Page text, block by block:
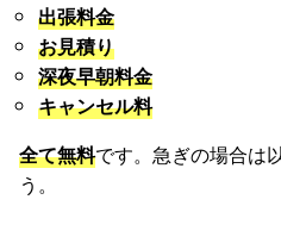
出張料金
お見積り
深夜早朝料金
キャンセル料
全て無料です。急ぎの場合は
う。